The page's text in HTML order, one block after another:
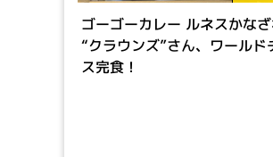
ゴーゴーカレー ルネスかな
“クラウンズ”さん、ワールド
ス完食！